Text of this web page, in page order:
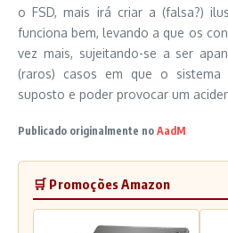
o FSD, mais irá criar a (falsa?)
funciona bem, levando a que os
vez mais, sujeitando-se a ser
(raros) casos em que o
suposto e poder provocar um
Publicado originalmente no AadM
🛒 Promoções Amazon